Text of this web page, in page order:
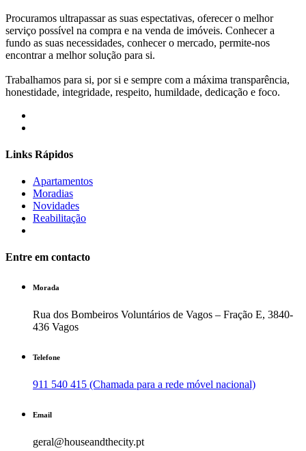
Procuramos ultrapassar as suas espectativas, oferecer o melhor
serviço possível na compra e na venda de imóveis. Conhecer a
fundo as suas necessidades, conhecer o mercado, permite-nos
encontrar a melhor solução para si.
Trabalhamos para si, por si e sempre com a máxima transparência,
honestidade, integridade, respeito, humildade, dedicação e foco.
Links Rápidos
Apartamentos
Moradias
Novidades
Reabilitação
Entre em contacto
Morada
Rua dos Bombeiros Voluntários de Vagos – Fração E, 3840-
436 Vagos
Telefone
911 540 415 (Chamada para a rede móvel nacional)
Email
geral@houseandthecity.pt